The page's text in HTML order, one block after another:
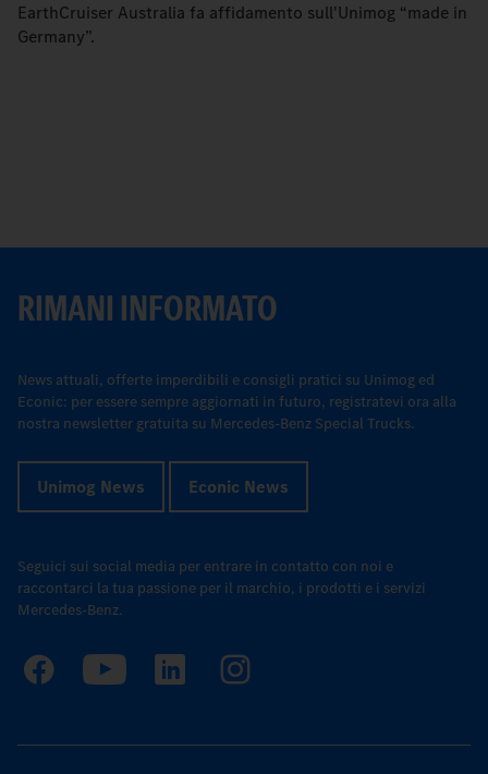
EarthCruiser Australia fa affidamento sull'Unimog “made in
Germany”.
RIMANI INFORMATO
News attuali, offerte imperdibili e consigli pratici su Unimog ed
Econic: per essere sempre aggiornati in futuro, registratevi ora alla
nostra newsletter gratuita su Mercedes-Benz Special Trucks.
Unimog News Econic News
Seguici sui social media per entrare in contatto con noi e
raccontarci la tua passione per il marchio, i prodotti e i servizi
Mercedes-Benz.